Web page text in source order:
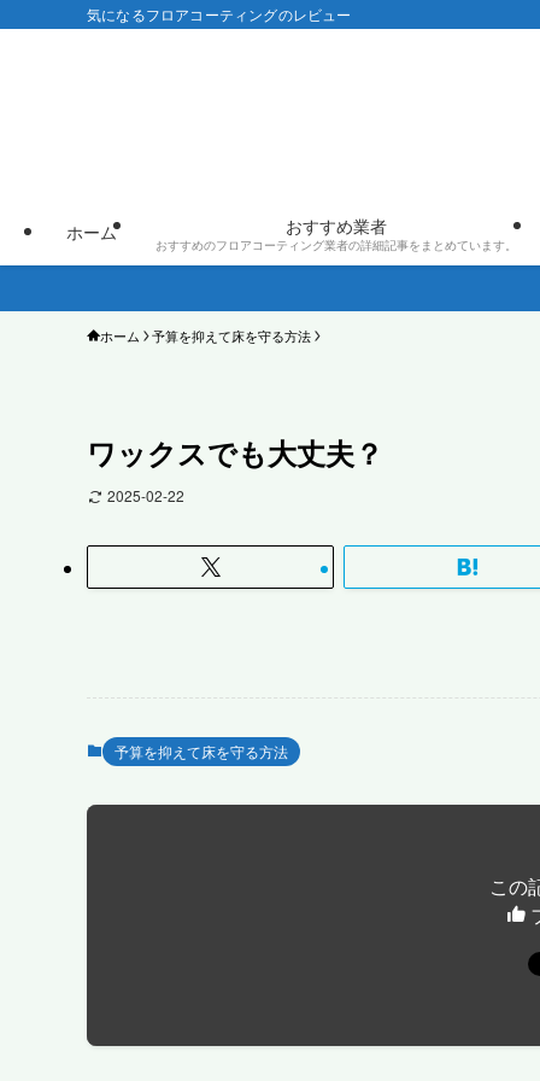
気になるフロアコーティングのレビュー
ホーム おすすめ業者
おすすめのフロアコーティング業者の詳細記事をまとめています。
ホーム 予算を抑えて床を守る方法
ワックスでも大丈夫？
2025-02-22
予算を抑えて床を守る方法
この